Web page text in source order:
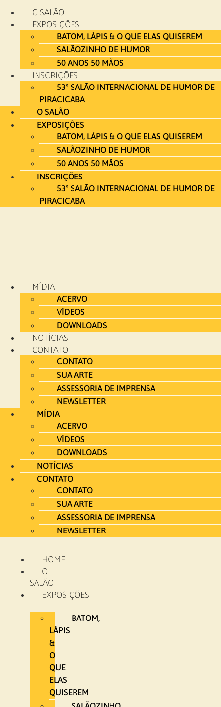
para
conteúdo
O SALÃO
EXPOSIÇÕES
BATOM, LÁPIS & O QUE ELAS QUISEREM
SALÃOZINHO DE HUMOR
50 ANOS 50 MÃOS
INSCRIÇÕES
53º SALÃO INTERNACIONAL DE HUMOR DE
PIRACICABA
O SALÃO
EXPOSIÇÕES
BATOM, LÁPIS & O QUE ELAS QUISEREM
SALÃOZINHO DE HUMOR
50 ANOS 50 MÃOS
INSCRIÇÕES
53º SALÃO INTERNACIONAL DE HUMOR DE
PIRACICABA
MÍDIA
ACERVO
VÍDEOS
DOWNLOADS
NOTÍCIAS
CONTATO
CONTATO
SUA ARTE
ASSESSORIA DE IMPRENSA
NEWSLETTER
MÍDIA
ACERVO
VÍDEOS
DOWNLOADS
NOTÍCIAS
CONTATO
CONTATO
SUA ARTE
ASSESSORIA DE IMPRENSA
NEWSLETTER
HOME
O
SALÃO
EXPOSIÇÕES
BATOM,
LÁPIS
&
O
QUE
ELAS
QUISEREM